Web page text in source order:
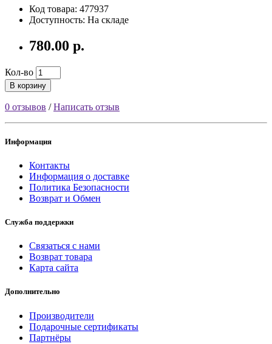
Код товара: 477937
Доступность: На складе
780.00 р.
Кол-во
В корзину
0 отзывов /Написать отзыв
Информация
Контакты
Информация о доставке
Политика Безопасности
Возврат и Обмен
Служба поддержки
Связаться с нами
Возврат товара
Карта сайта
Дополнительно
Производители
Подарочные сертификаты
Партнёры